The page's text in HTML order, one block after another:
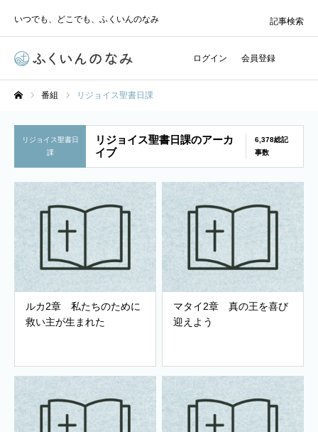
いつでも、どこでも、ふくいんのなみ
ログイン 会員登録
記事検索
番組 リジョイス聖書日課
リジョイス聖書日
課
リジョイス聖書日課のアーカ
イブ
6,378総記
事数
ルカ2章 私たちのために
救い主が生まれた
マタイ2章 真の王を喜び
迎えよう